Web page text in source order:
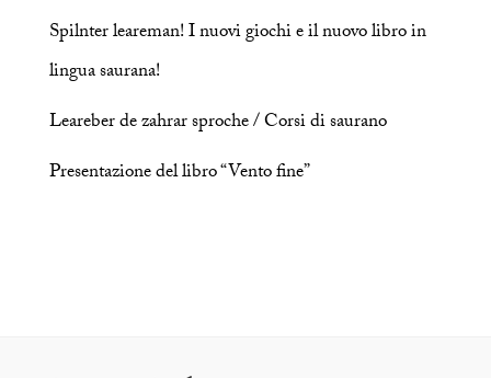
Spilnter leareman! I nuovi giochi e il nuovo libro in
lingua saurana!
Leareber de zahrar sproche / Corsi di saurano
Presentazione del libro “Vento fine”